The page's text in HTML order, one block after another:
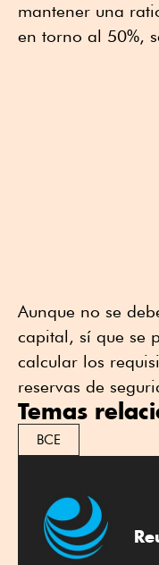
mantener una
en torno al 50%,
Aunque no se
capital, sí que se
calcular ⁠los
reservas de
Temas
BCE